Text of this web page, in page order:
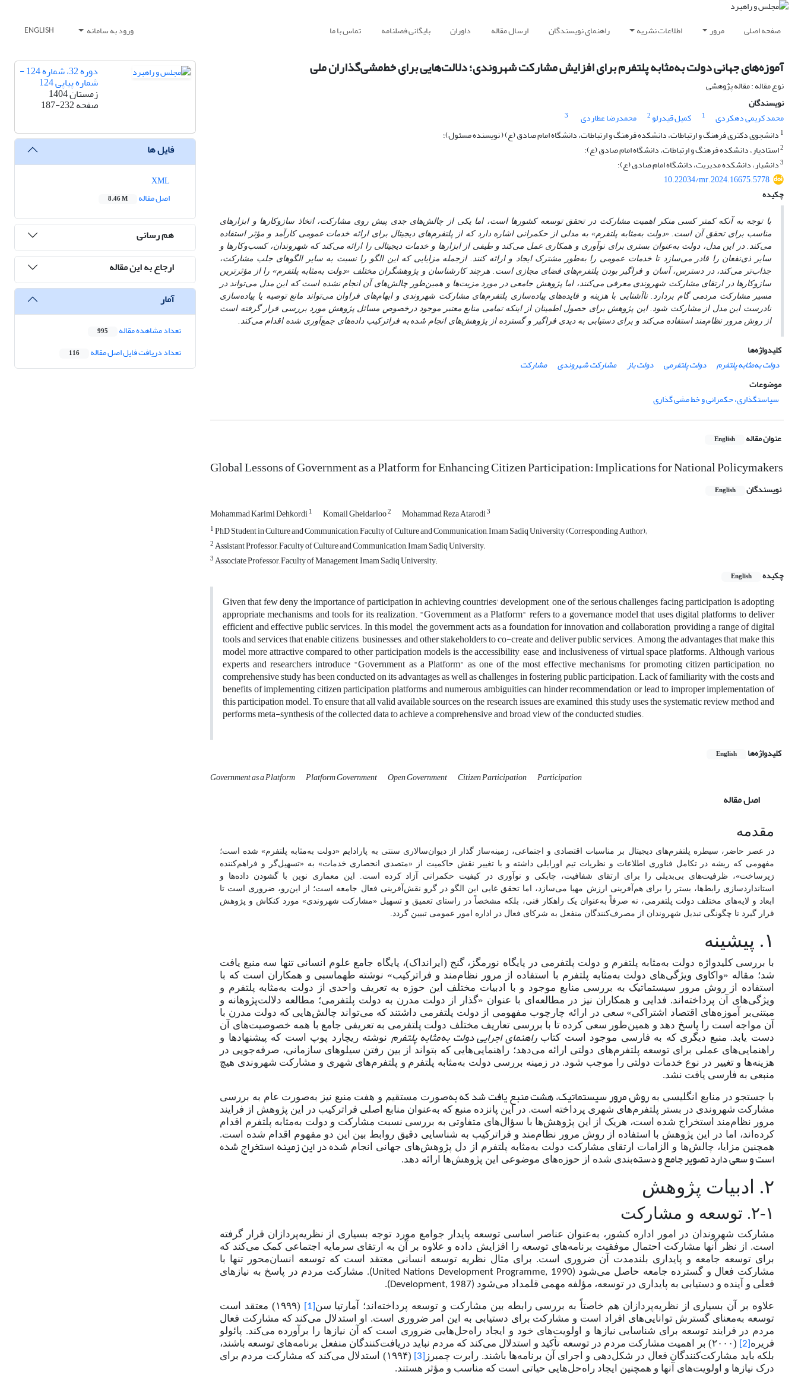
صفحه اصلی مرور اطلاعات نشریه راهنمای نویسندگان ارسال مقاله داوران بایگانی فصلنامه تماس با ما ورود به سامانه ENGLISH
آموزه‌های جهانی دولت به‌مثابه پلتفرم برای افزایش مشارکت شهروندی؛ دلالت‌هایی برای خط‌مشی‌گذاران ملی
نوع مقاله : مقاله پژوهشی
نویسندگان
محمد کریمی دهکردی
1 کمیل قیدرلو2 محمدرضا عطاردی
3
1 دانشجوی دکتری فرهنگ و ارتباطات، دانشکده فرهنگ و ارتباطات، دانشگاه امام صادق (ع) ( نویسنده مسئول)؛
2استادیار، دانشکده فرهنگ و ارتباطات، دانشگاه امام صادق (ع)؛
3دانشیار، دانشکده مدیریت، دانشگاه امام صادق (ع)؛
10.22034/mr.2024.16675.5778
چکیده
با توجه به آنکه کمتر کسی منکر اهمیت مشارکت در تحقق توسعه کشورها است، اما یکی از چالشهای جدی پیش روی مشارکت، اتخاذ سازوکارها و ابزارهای
مناسب برای تحقق آن است.«دولت به‌مثابه پلتفرم» به مدلی از حکمرانی اشاره دارد که از پلتفرم‌های دیجیتال برای ارائه خدمات عمومی کارآمد و مؤثر استفاده
می‌کند. در این مدل، دولت به‌عنوان بستری برای نوآوری و همکاری عمل می‌کند و طیفی از ابزارها و خدمات دیجیتالی را ارائه می‌کند که شهروندان، کسب‌وکارها و
سایر ذینفعان را قادر می‌سازد تا خدمات عمومی را بهطور مشترک ایجاد و ارائه کنند. ازجمله مزایایی که این الگو را نسبت به سایر الگوهای جلب مشارکت،
جذابتر میکند، در دسترس، آسان و فراگیر بودن پلتفرمهای فضای مجازی است. هرچند کارشناسان و پژوهشگران مختلف«دولت به‌مثابه پلتفرم» را از مؤثرترین
سازوکارها در ارتقای مشارکت شهروندی معرفی میکنند، اما پژوهش جامعی در مورد مزیتها و همین‌طور چالشهای آن انجام نشده است که این مدل میتواند در
مسیر مشارکت مردمی گام بردارد. ناآشنایی با هزینه و فایدههای پیاده‌سازی پلتفرمهای مشارکت شهروندی و ابهامهای فراوان میتواند مانع توصیه یا پیاده‌سازی
نادرست این مدل از مشارکت شود. این پژوهش برای حصول اطمینان از اینکه تمامی منابع معتبر موجود درخصوص مسائل پژوهش مورد بررسی قرار گرفته است
از روش مرور نظاممند استفاده میکند و برای دستیابی به دیدی فراگیر و گسترده از پژوهشهای انجام شده به فراترکیب دادههای جمع‌آوری شده اقدام میکند.
کلیدواژه‌ها
دولت به‌مثابه پلتفرم
دولت پلتفرمی دولت باز مشارکت شهروندی
مشارکت
موضوعات
سیاستگذاری، حکمرانی و خط مشی گذاری
عنوان مقاله English
Global Lessons of Government as a Platform for Enhancing Citizen Participation: Implications for National Policymakers
نویسندگان English
Mohammad Karimi Dehkordi1 Komail Gheidarloo2 Mohammad Reza Atarodi3
1PhD Student in Culture and Communication, Faculty of Culture and Communication, Imam Sadiq University (Corresponding Author);
2Assistant Professor, Faculty of Culture and Communication, Imam Sadiq University;
3Associate Professor, Faculty of Management, Imam Sadiq University;
چکیده
English
Given that few deny the importance of participation in achieving countries' development, one of the serious challenges facing participation is adopting
appropriate mechanisms and tools for its realization. "Government as a Platform" refers to a governance model that uses digital platforms to deliver
efficient and effective public services. In this model, the government acts as a foundation for innovation and collaboration, providing a range of digital
tools and services that enable citizens, businesses, and other stakeholders to co-create and deliver public services. Among the advantages that make this
model more attractive compared to other participation models is the accessibility, ease, and inclusiveness of virtual space platforms. Although various
experts and researchers introduce "Government as a Platform" as one of the most effective mechanisms for promoting citizen participation, no
comprehensive study has been conducted on its advantages as well as challenges in fostering public participation. Lack of familiarity with the costs and
benefits of implementing citizen participation platforms and numerous ambiguities can hinder recommendation or lead to improper implementation of
this participation model. To ensure that all valid available sources on the research issues are examined, this study uses the systematic review method and
performs meta-synthesis of the collected data to achieve a comprehensive and broad view of the conducted studies.
کلیدواژه‌ها English
Government as a Platform Platform Government Open Government Citizen Participation Participation
اصل مقاله
مقدمه
در عصر حاضر، سیطره پلتفرم‌های دیجیتال بر مناسبات اقتصادی و اجتماعی، زمینه‌ساز گذار از دیوان‌سالاری سنتی به پارادایم «دولت به‌مثابه پلتفرم» شده است؛
مفهومی که ریشه در تکامل فناوری اطلاعات و نظریات تیم اورایلی داشته و با تغییر نقش حاکمیت از «متصدی انحصاری خدمات» به «تسهیل‌گر و فراهم‌کننده
زیرساخت»، ظرفیت‌های بی‌بدیلی را برای ارتقای شفافیت، چابکی و نوآوری در کیفیت حکمرانی آزاد کرده است. این معماری نوین با گشودن داده‌ها و
استانداردسازی رابط‌ها، بستر را برای هم‌آفرینی ارزش مهیا می‌سازد، اما تحقق غایی این الگو در گرو نقش‌آفرینی فعال جامعه است؛ از این‌رو، ضروری است تا
ابعاد و لایه‌های مختلف دولت پلتفرمی، نه صرفاً به‌عنوان یک راهکار فنی، بلکه مشخصاً در راستای تعمیق و تسهیل «مشارکت شهروندی» مورد کنکاش و پژوهش
قرار گیرد تا چگونگی تبدیل شهروندان از مصرف‌کنندگان منفعل به شرکای فعال در اداره امور عمومی تبیین گردد.
۱. پیشینه
با بررسی کلید‌واژه دولت به‌مثابه پلتفرم و دولت پلتفرمی در پایگاه نورمگز، گنج (ایرانداک)، پایگاه جامع علوم ‌انسانی تنها سه منبع یافت
شد؛ مقاله «واکاوی ویژگی‌های دولت به‌مثابه پلتفرم با استفاده از مرور نظام‌مند و فراترکیب» نوشته طهماسبی و همکاران است که با
استفاده از روش مرور سیستماتیک به بررسی منابع موجود و با ادبیات مختلف این حوزه به تعریف واحدی از دولت به‌مثابه پلتفرم و
ویژگی‌های آن پرداخته‌اند. فدایی و همکاران نیز در مطالعه‌ای با عنوان «گذار از دولت مدرن به دولت پلتفرمی؛ مطالعه دلالت‌پژوهانه و
مبتنی‌بر آموزههای اقتصاد اشتراکی» سعی در ارائه چارچوب مفهومی از دولت پلتفرمی داشتند که میتواند چالشهایی که دولت مدرن با
آن مواجه است را پاسخ دهد و همین‌طور سعی کرده‌ تا با بررسی تعاریف مختلف دولت پلتفرمی به تعریفی جامع با همه خصوصیتهای آن
دست یابد. منبع دیگری که به فارسی موجود است کتابراهنمای اجرایی دولت به‌مثابه پلتفرم نوشته ریچارد پوپ است که پیشنهادها و
راهنمایی‌های عملی برای توسعه پلتفرم‌های دولتی ارائه می‌دهد؛ راهنمایی‌هایی که بتواند از بین رفتن سیلوهای سازمانی، صرفه‌جویی در
هزینه‌ها و تغییر در نوع خدمات دولتی را موجب شود. در زمینه بررسی دولت به‌مثابه پلتفرم و پلتفرمهای شهری و مشارکت شهروندی هیچ
منبعی به فارسی یافت نشد.
با جستجو در منابع انگلیسی به روش مرور سیستماتیک، هشت منبع یافت شد که بهصورت مستقیم و هفت منبع نیز بهصورت عام به بررسی
مشارکت شهروندی در بستر پلتفرمهای شهری پرداخته است. در این پانزده منبع که بهعنوان منابع اصلی فراترکیب در این پژوهش از فرایند
مرور نظاممند استخراج شده است، هریک از این پژوهشها با سؤالهای متفاوتی به بررسی نسبت مشارکت و دولت به‌مثابه پلتفرم اقدام
کرده اند، اما در این پژوهش با استفاده از روش مرور نظاممند و فراترکیب به شناسایی دقیق روابط بین این دو مفهوم اقدام شده است.
همچنین مزایا، چالشها و الزامات ارتقای مشارکت دولت به‌مثابه پلتفرم از دل پژوهشهای جهانی انجام شده در این زمینه استخراج شده
است و سعی دارد تصویر جامع و دستهبندی شده از حوزههای موضوعی این پژوهشها ارائه دهد.
۲. ادبیات پژوهش
۲-۱. توسعه و مشارکت
مشارکت شهروندان در امور اداره کشور، بهعنوان عناصر اساسی توسعه پایدار جوامع مورد توجه بسیاری از نظریه‌پردازان قرار گرفته
است. از نظر آنها مشارکت احتمال موفقیت برنامه‌های توسعه را افزایش داده و علاوه بر آن به ارتقای سرمایه اجتماعی کمک می‌کند که
برای توسعه جامعه و پایداری بلندمدت آن ضروری است. برای مثال نظریه توسعه انسانی معتقد است که توسعه انسان‌محور تنها با
مشارکت فعال و گسترده جامعه حاصل می‌شود (United Nations Development Programme, 1990). مشارکت مردم در پاسخ به نیازهای
فعلی و آینده و دستیابی به پایداری در توسعه، مؤلفه مهمی قلمداد می‌شود (Development, 1987)
.
علاوه بر آن بسیاری از نظریه‌پردازان هم خاصتاً به بررسی رابطه بین مشارکت و توسعه پرداخته اند؛ آمارتیا سن [1]
(۱۹۹۹) معتقد است
توسعه بهمعنای گسترش توانایی‌های افراد است و مشارکت برای دستیابی به این امر ضروری است. او استدلال می‌کند که مشارکت فعال
مردم در فرایند توسعه برای شناسایی نیازها و اولویت‌های خود و ایجاد راه‌حل‌هایی ضروری است که آن نیازها را برآورده می‌کند. پائولو
فریره [2]
(۲۰۰۰) بر اهمیت مشارکت مردم در توسعه تأکید و استدلال می‌کند که مردم نباید دریافت‌کنندگان منفعل برنامه‌های توسعه باشند،
بلکه باید مشارکت‌کنندگان فعال در شکل‌دهی و اجرای آن برنامه‌ها باشند. رابرت چمبرز [3] (۱۹۹۴)
استدلال می‌کند که مشارکت مردم برای
درک نیازها و اولویت‌های آنها و همچنین ایجاد راه‌حل‌هایی حیاتی است که مناسب و مؤثر هستند.
دوره 32، شماره 124 -
شماره پیاپی 124
زمستان 1404
صفحه187-232
فایل ها
اصل مقاله
8.46 M
هم رسانی
ارجاع به این مقاله
آمار
تعداد مشاهده مقاله 995
تعداد دریافت فایل اصل مقاله 116